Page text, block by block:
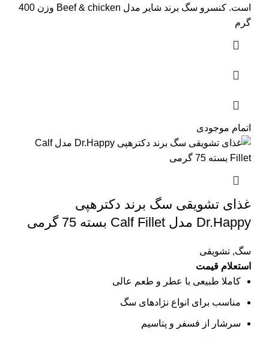
است. کنسرو سگ برند شایر مدل Beef & chicken وزن 400
گرم
اتمام موجودی
غذای تشویقی سگ برند دکترهپی
Dr.Happy مدل Calf Fillet بسته 75 گرمی
سگ, تشویقی
استعلام قیمت
کاملا طبیعی با عطر و طعم عالی
مناسب برای انواع نژادهای سگ
سرشار از فسفر و پتاسیم